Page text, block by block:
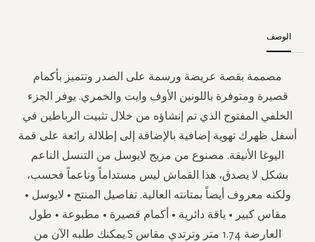
الوصف
مصممة بقصة عريضة ورسمة على الصدر وتتميز بأكمام
قصيرة ومتوفرة باللونين الأوف وايت والخمري. يوفر الجزء
الخلفي المفتوح الذي تم إنشاؤه من خلال تثبيت الرباطين في
أسفل ظهرك تهوية إضافية بالإضافة إلى إطلالة رائعة على قمة
اليوغا الأنيقة. مصنوع من مزيج لايوسل من التنسل الناعم
بشكل لا يصدق، هذا القماش ليس مستداماً وناعماً فحسب،
ولكنه معروف أيضاً بمتانته العالية. تفاصيل المنتج • لايوسل •
مقاس كبير • ياقة دائرية • أكمام قصيرة • مطبوعة • طول
العارضة 1.74 متر وترتدي مقاس S.يمكنك طلبه الآن من